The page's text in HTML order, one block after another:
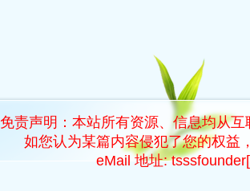
免责声明：本站所有资源、信息均从
如您认为某篇内容侵犯了您的权益
eMail 地址: